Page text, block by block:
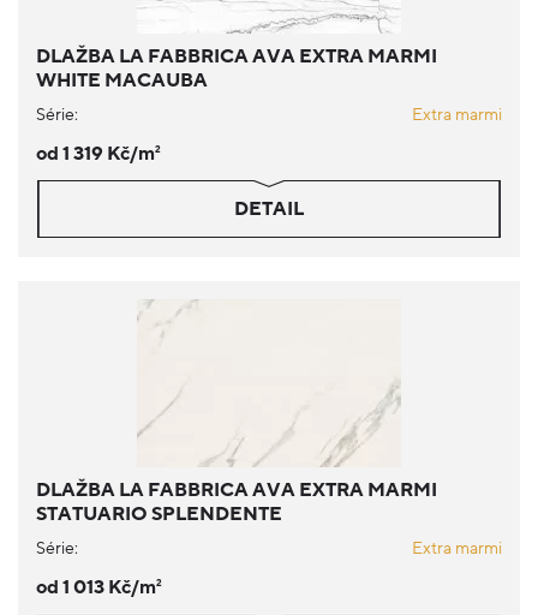
DLAŽBA LA FABBRICA AVA EXTRA MARMI
WHITE MACAUBA
Série: Extra marmi
od 1 319 Kč/m2
DETAIL
DLAŽBA LA FABBRICA AVA EXTRA MARMI
STATUARIO SPLENDENTE
Série: Extra marmi
od 1 013 Kč/m2